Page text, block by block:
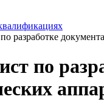
разработке
по